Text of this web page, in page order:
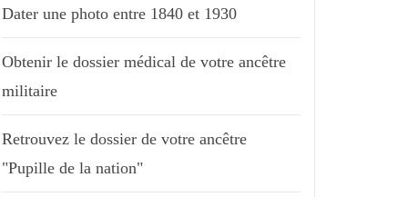
Dater une photo entre 1840 et 1930
Obtenir le dossier médical de votre ancêtre
militaire
Retrouvez le dossier de votre ancêtre
"Pupille de la nation"